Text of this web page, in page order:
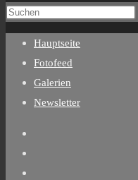
Hauptseite
Fotofeed
Galerien
Newsletter